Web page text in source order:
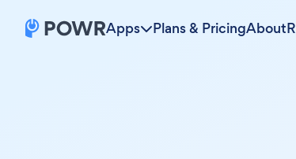
Apps Plans & PricingAbout